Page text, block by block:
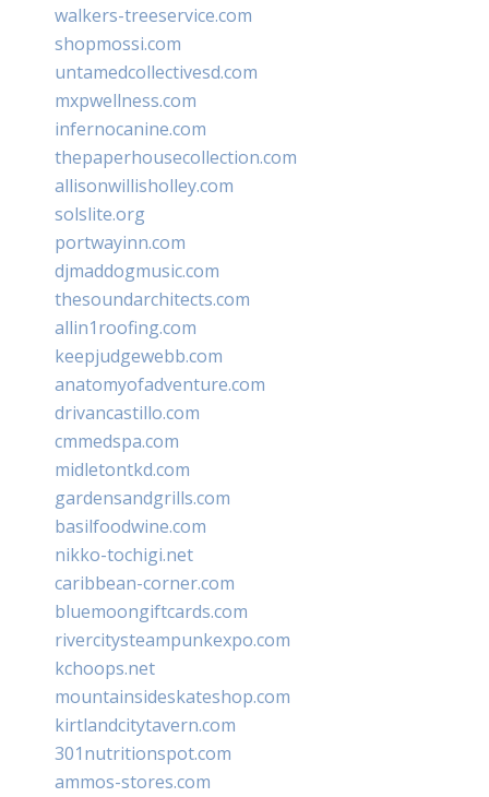
walkers-treeservice.com
shopmossi.com
untamedcollectivesd.com
mxpwellness.com
infernocanine.com
thepaperhousecollection.com
allisonwillisholley.com
solslite.org
portwayinn.com
djmaddogmusic.com
thesoundarchitects.com
allin1roofing.com
keepjudgewebb.com
anatomyofadventure.com
drivancastillo.com
cmmedspa.com
midletontkd.com
gardensandgrills.com
basilfoodwine.com
nikko-tochigi.net
caribbean-corner.com
bluemoongiftcards.com
rivercitysteampunkexpo.com
kchoops.net
mountainsideskateshop.com
kirtlandcitytavern.com
301nutritionspot.com
ammos-stores.com